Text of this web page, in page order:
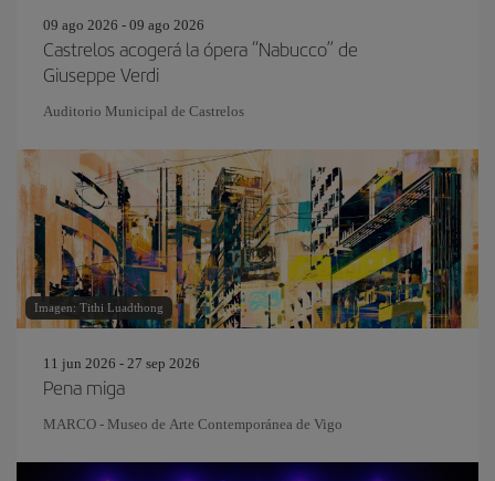
09 ago 2026 - 09 ago 2026
Castrelos acogerá la ópera “Nabucco” de
Giuseppe Verdi
Auditorio Municipal de Castrelos
Imagen: Tithi Luadthong
11 jun 2026 - 27 sep 2026
Pena miga
MARCO - Museo de Arte Contemporánea de Vigo